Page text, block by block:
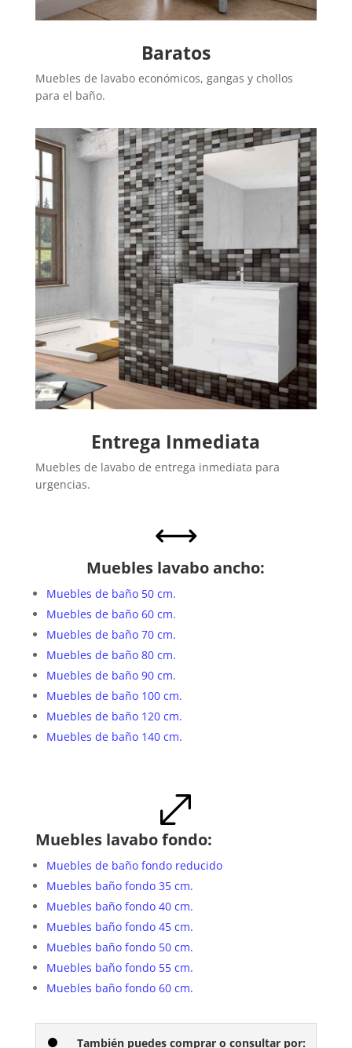
Baratos
Muebles de lavabo económicos, gangas y chollos
para el baño.
Entrega Inmediata
Muebles de lavabo de entrega inmediata para
urgencias.
,
Muebles lavabo ancho:
Muebles de baño 50 cm.
Muebles de baño 60 cm.
Muebles de baño 70 cm.
Muebles de baño 80 cm.
Muebles de baño 90 cm.
Muebles de baño 100 cm.
Muebles de baño 120 cm.
Muebles de baño 140 cm.
.
Muebles lavabo fondo:
Muebles de baño fondo reducido
Muebles baño fondo 35 cm.
Muebles baño fondo 40 cm.
Muebles baño fondo 45 cm.
Muebles baño fondo 50 cm.
Muebles baño fondo 55 cm.
Muebles baño fondo 60 cm.
También puedes comprar o consultar por: